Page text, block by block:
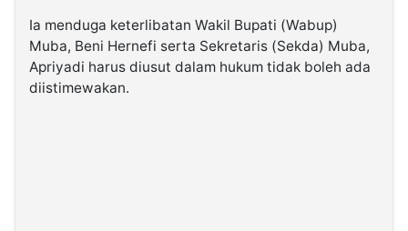
Ia menduga keterlibatan Wakil Bupati (Wabup)
Muba, Beni Hernefi serta Sekretaris (Sekda) Muba,
Apriyadi harus diusut dalam hukum tidak boleh ada
diistimewakan.